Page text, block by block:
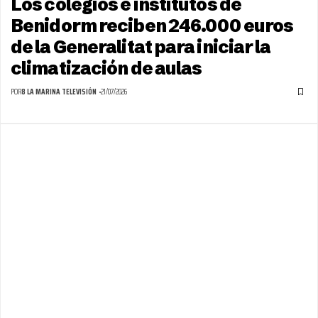
Benidorm reciben 246.000 euros
de la Generalitat para iniciar la
climatización de aulas
POR8 LA MARINA TELEVISIÓN 21/07/2026